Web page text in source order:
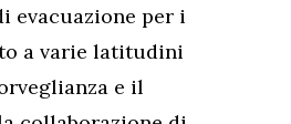
evacuazione per i
a varie latitudini
e il